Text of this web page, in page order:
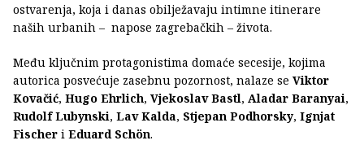
ostvarenja, koja i danas obilježavaju intimne itinerare
naših urbanih – napose zagrebačkih – života.
Među ključnim protagonistima domaće secesije, kojima
autorica posvećuje zasebnu pozornost, nalaze se Viktor
Kovačić, Hugo Ehrlich, Vjekoslav Bastl, Aladar Baranyai,
Rudolf Lubynski, Lav Kalda, Stjepan Podhorsky, Ignjat
Fischer i Eduard Schön.